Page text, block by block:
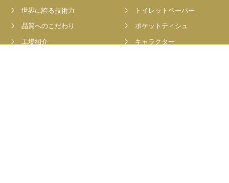
世界に誇る技術力
品質へのこだわり
工場紹介
トイレットペーパー
ポケットティシュ
キャラクター